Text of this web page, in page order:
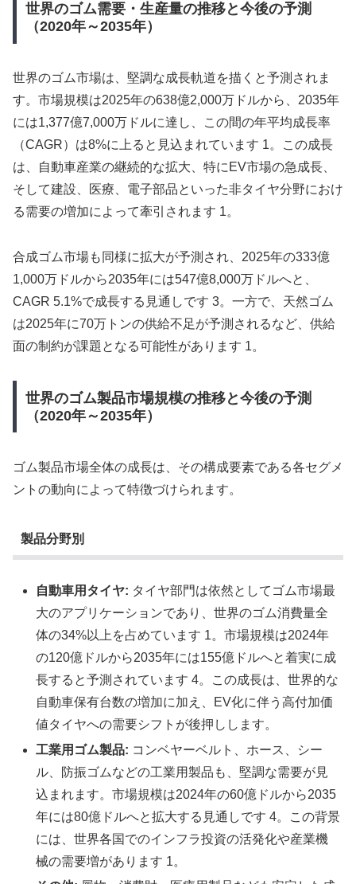
世界のゴム需要・生産量の推移と今後の予測
（2020年～2035年）
世界のゴム市場は、堅調な成長軌道を描くと予測されま
す。市場規模は2025年の638億2,000万ドルから、2035年
には1,377億7,000万ドルに達し、この間の年平均成長率
（CAGR）は8%に上ると見込まれています 1。この成長
は、自動車産業の継続的な拡大、特にEV市場の急成長、
そして建設、医療、電子部品といった非タイヤ分野におけ
る需要の増加によって牽引されます 1。
合成ゴム市場も同様に拡大が予測され、2025年の333億
1,000万ドルから2035年には547億8,000万ドルへと、
CAGR 5.1%で成長する見通しです 3。一方で、天然ゴム
は2025年に70万トンの供給不足が予測されるなど、供給
面の制約が課題となる可能性があります 1。
世界のゴム製品市場規模の推移と今後の予測
（2020年～2035年）
ゴム製品市場全体の成長は、その構成要素である各セグメ
ントの動向によって特徴づけられます。
製品分野別
自動車用タイヤ: タイヤ部門は依然としてゴム市場最
大のアプリケーションであり、世界のゴム消費量全
体の34%以上を占めています 1。市場規模は2024年
の120億ドルから2035年には155億ドルへと着実に成
長すると予測されています 4。この成長は、世界的な
自動車保有台数の増加に加え、EV化に伴う高付加価
値タイヤへの需要シフトが後押しします。
工業用ゴム製品: コンベヤーベルト、ホース、シー
ル、防振ゴムなどの工業用製品も、堅調な需要が見
込まれます。市場規模は2024年の60億ドルから2035
年には80億ドルへと拡大する見通しです 4。この背景
には、世界各国でのインフラ投資の活発化や産業機
械の需要増があります 1。